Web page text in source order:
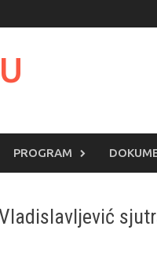
PROGRAM